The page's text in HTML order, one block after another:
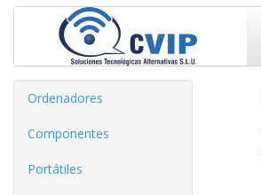
Ordenadores
Componentes
Portátiles